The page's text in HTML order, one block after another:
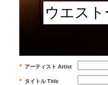
アーティスト Artist
タイトル Title